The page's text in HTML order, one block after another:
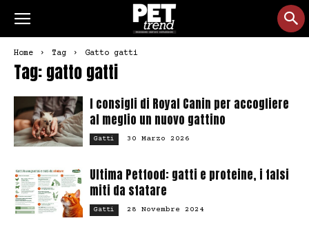
Home Tag Gatto gatti
Tag: gatto gatti
I consigli di Royal Canin per accogliere
al meglio un nuovo gattino
Gatti 30 Marzo 2026
Ultima Petfood: gatti e proteine, i falsi
miti da sfatare
Gatti 28 Novembre 2024